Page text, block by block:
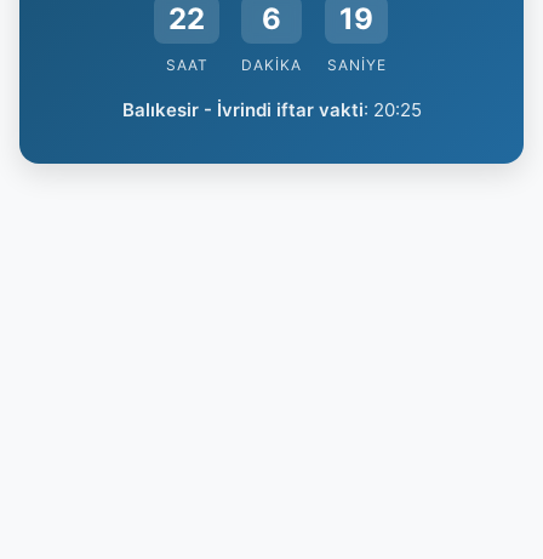
22
SAAT
6
DAKIKA
18
SANIYE
Balıkesir - İvrindi iftar vakti: 20:25